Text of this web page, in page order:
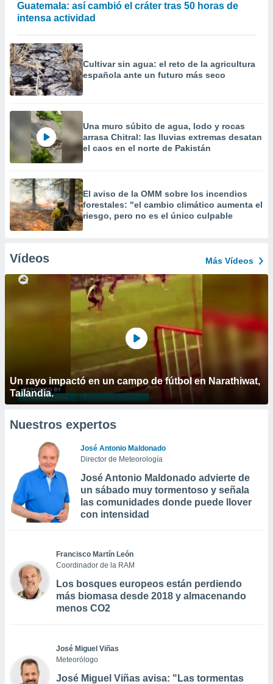
Guatemala: así cambió el cráter tras 50 horas de
intensa actividad
Cultivar sin agua: el reto de la agricultura
española ante un futuro más seco
Una muro súbito de agua, lodo y rocas
arrasa Chitral: las lluvias extremas desatan
el caos en el norte de Pakistán
El aviso de la OMM sobre los incendios
forestales: "el cambio climático aumenta el
riesgo, pero no es el único culpable
Vídeos Más Vídeos
Un rayo impactó en un campo de fútbol en Narathiwat,
Tailandia.
Nuestros expertos
José Antonio Maldonado
Director de Meteorología
José Antonio Maldonado advierte de
un sábado muy tormentoso y señala
las comunidades donde puede llover
con intensidad
Francisco Martín León
Coordinador de la RAM
Los bosques europeos están perdiendo
más biomasa desde 2018 y almacenando
menos CO2
José Miguel Viñas
Meteorólogo
José Miguel Viñas avisa: "Las tormentas